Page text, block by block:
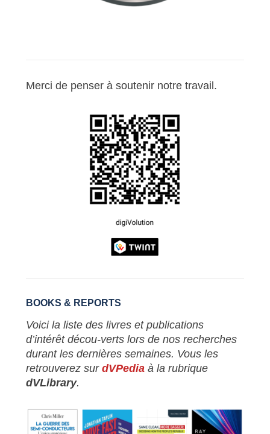
Merci de penser à soutenir notre travail.
BOOKS & REPORTS
Voici la liste des livres et publications
d’intérêt décou-verts lors de nos recherches
durant les dernières semaines. Vous les
retrouverez sur dVPedia à la rubrique
dVLibrary.